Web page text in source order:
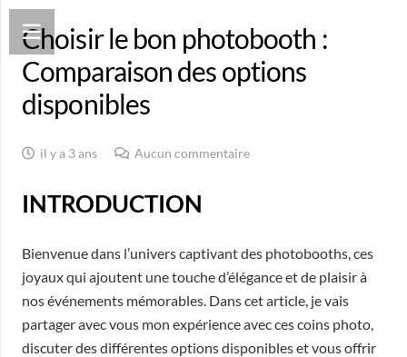
Choisir le bon photobooth :
Comparaison des options
disponibles
il y a 3 ans Aucun commentaire
INTRODUCTION
Bienvenue dans l’univers captivant des photobooths, ces
joyaux qui ajoutent une touche d’élégance et de plaisir à
nos événements mémorables. Dans cet article, je vais
partager avec vous mon expérience avec ces coins photo,
discuter des différentes options disponibles et vous offrir